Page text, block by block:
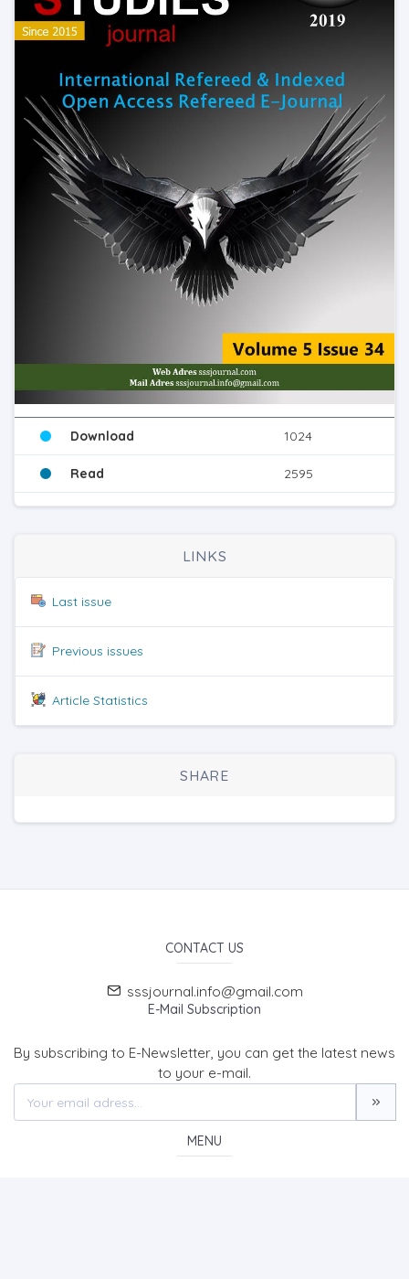
Download 1024
Read 2595
LINKS
Last issue
Previous issues
Article Statistics
SHARE
CONTACT US
sssjournal.info@gmail.com
E-Mail Subscription
By subscribing to E-Newsletter, you can get the latest news
to your e-mail.
MENU